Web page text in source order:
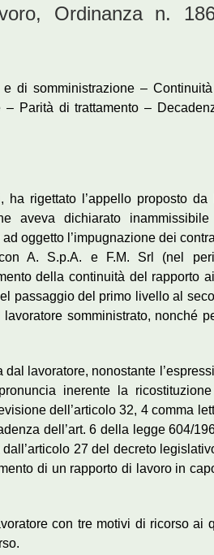
Ordinanza n.
di somministrazione – Continuità
– Parità di trattamento –
rigettato l’appello proposto da
aveva dichiarato inammissibile
oggetto l’impugnazione dei
A. S.p.A. e F.M. Srl (nel
della continuità del rapporto
passaggio del primo livello al
somministrato, nonché
lavoratore, nonostante
inerente la ricostituzione
dell’articolo 32, 4 comma
dell’art. 6 della legge 604/
27 del decreto
di un rapporto di lavoro in
con tre motivi di ricorso ai